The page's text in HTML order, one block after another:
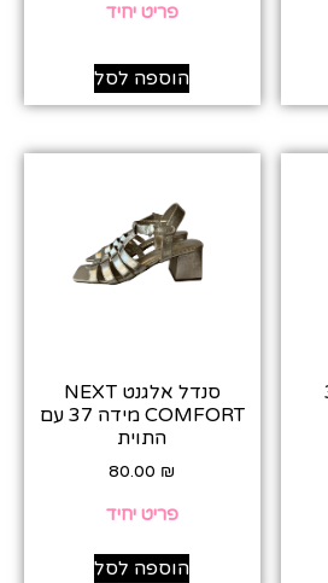
פריט יחיד
הוספה לסל
סנדל אלגנט NEXT
COMFORT מידה 37 עם
התוית
80.00 ₪
פריט יחיד
הוספה לסל